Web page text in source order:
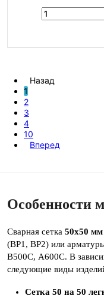
Назад
1
2
3
4
10
Вперед
Особенности
Сварная сетка 50х50 мм
(ВР1, ВР2) или
В500С, А600С. В
следующие виды
Сетка 50 на 50